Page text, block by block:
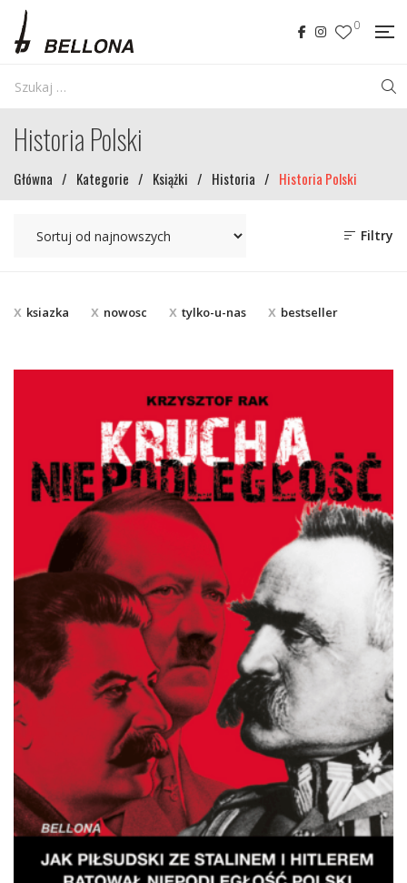
0
Historia Polski
Główna / Kategorie / Książki / Historia / Historia Polski
Filtry
ksiazka nowosc tylko-u-nas bestseller